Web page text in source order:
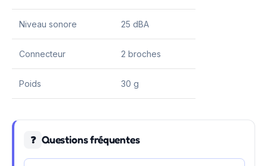
Niveau sonore 25 dBA
Connecteur 2 broches
Poids 30 g
❓ Questions fréquentes